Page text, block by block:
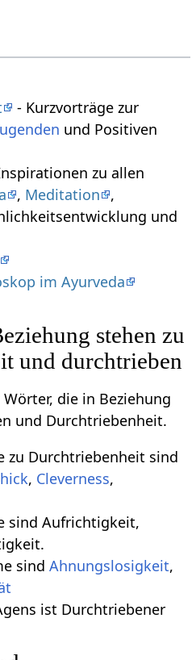
- Kurzvorträge zur
und Positiven
zu allen
, Meditation
,
und
im Ayurveda
stehen zu
und durchtrieben
die in Beziehung
und Durchtriebenheit.
zu Durchtriebenheit sind
, Cleverness,
sind Aufrichtigkeit,
sind Ahnungslosigkeit,
ist Durchtriebener